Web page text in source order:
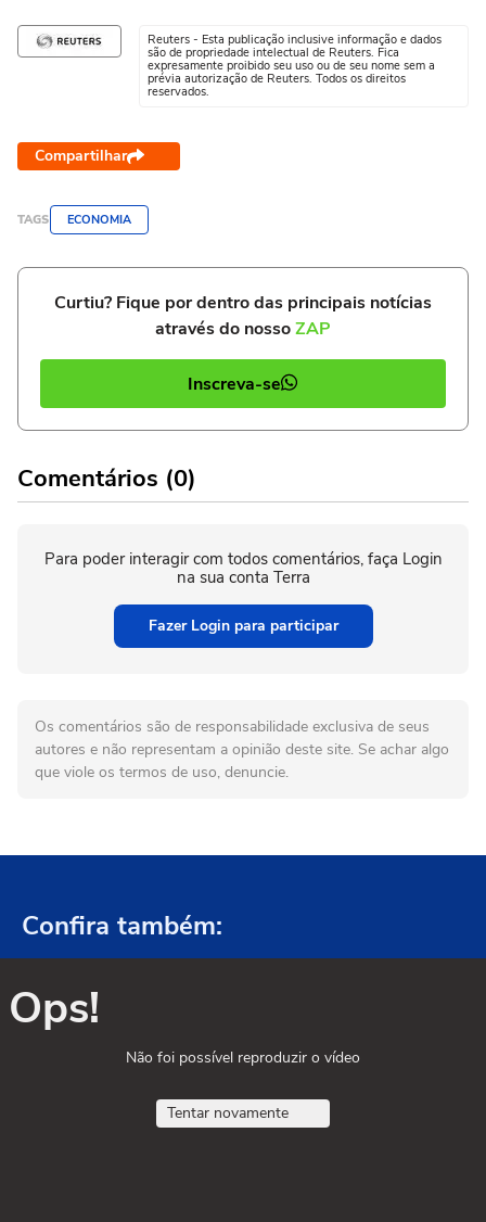
Reuters - Esta publicação inclusive informação e dados
são de propriedade intelectual de Reuters. Fica
expresamente proibido seu uso ou de seu nome sem a
prévia autorização de Reuters. Todos os direitos
reservados.
Compartilhar
TAGS ECONOMIA
Curtiu? Fique por dentro das principais notícias
através do nossoZAP
Inscreva-se
Comentários (0)
Para poder interagir com todos comentários, faça Login
na sua conta Terra
Fazer Login para participar
Os comentários são de responsabilidade exclusiva de seus
autores e não representam a opinião deste site. Se achar algo
que viole os termos de uso, denuncie.
Confira também:
Ops!
Não foi possível reproduzir o vídeo
Tentar novamente